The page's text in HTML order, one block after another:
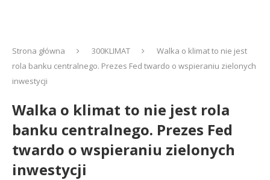
Strona główna 300KLIMAT
Walka o klimat to nie jest
rola banku centralnego. Prezes Fed twardo o wspieraniu zielonych
inwestycji
Walka o klimat to nie jest rola
banku centralnego. Prezes Fed
twardo o wspieraniu zielonych
inwestycji